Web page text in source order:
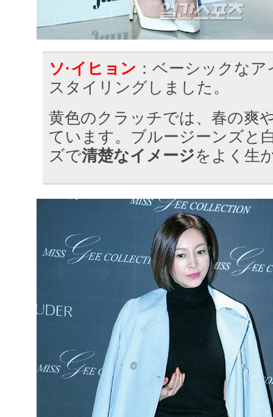
ソ·イヒョン ：ベーシックな
スタイリングしました。
黄色のクラッチでは、春の爽
ています。ブルージーンズと
ズで清楚なイメージをよく生